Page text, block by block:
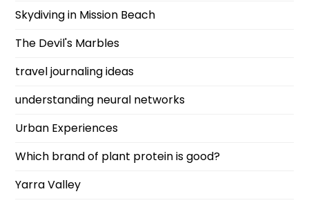
Skydiving in Mission Beach
The Devil's Marbles
travel journaling ideas
understanding neural networks
Urban Experiences
Which brand of plant protein is good?
Yarra Valley